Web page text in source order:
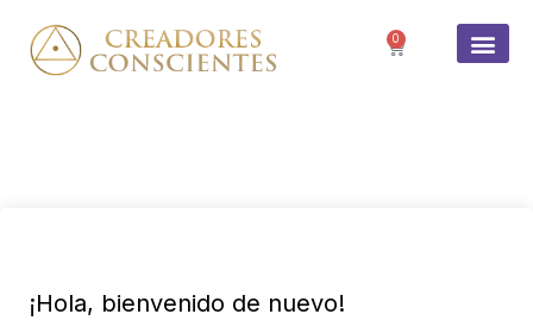
0
¡Hola, bienvenido de nuevo!